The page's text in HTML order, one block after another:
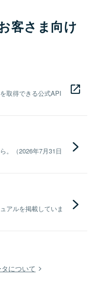
客さま向け
取得できる公式API
。（2026年7月31日
アルを掲載していま
について